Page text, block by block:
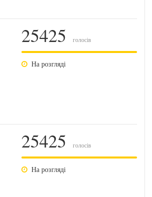
25425 голосів
На розгляді
25425 голосів
На розгляді